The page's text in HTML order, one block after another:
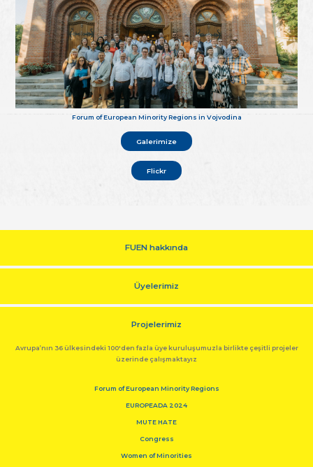
Forum of European Minority Regions in Vojvodina
Galerimize
Flickr
FUEN hakkında
Üyelerimiz
Projelerimiz
Avrupa’nın 36 ülkesindeki 100'den fazla üye kuruluşumuzla birlikte çeşitli projeler
üzerinde çalışmaktayız
Forum of European Minority Regions
EUROPEADA 2024
MUTE HATE
Congress
Women of Minorities